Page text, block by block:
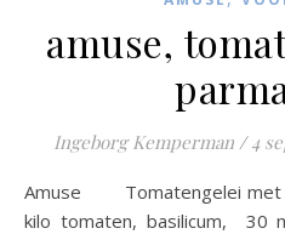
amuse,
Ingeborg Kemperman / 4
Amuse Tomatengelei met gedroogde parmaham 1
kilo tomaten, basilicum, 30